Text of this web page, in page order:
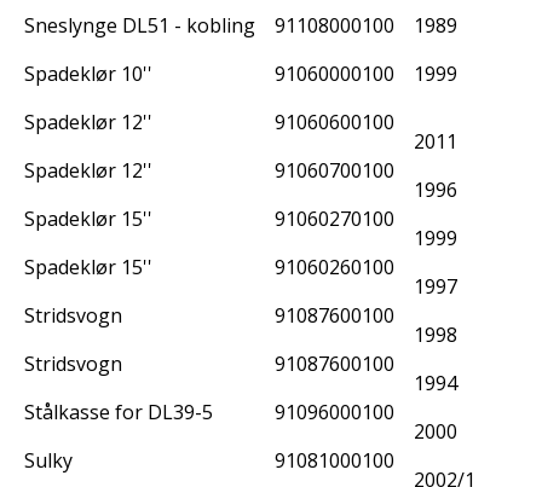
Sneslynge DL51 - kobling 9-510-115
Spadeklør 10''
Spadeklør 12''
Spadeklør 12''
Spadeklør 15''
Spadeklør 15''
Stridsvogn
Stridsvogn
Stålkasse for DL39-5
Sulky
91108000100
91060000100
91060600100
91060700100
91060270100
91060260100
91087600100
91087600100
91096000100
91081000100
1989
1999
2011
1996
1999
1997
1998
1994
2000
2002/1